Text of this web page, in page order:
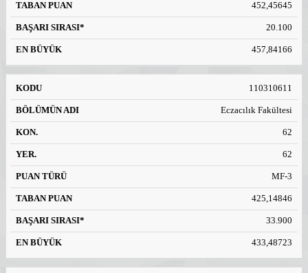
452,45645
20.100
457,84166
110310611
Eczacılık Fakültesi
62
62
MF-3
425,14846
33.900
433,48723